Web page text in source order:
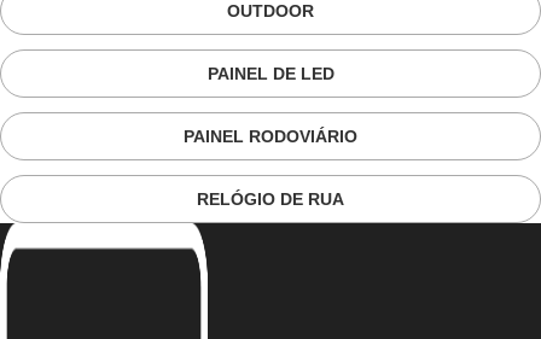
OUTDOOR
PAINEL DE LED
PAINEL RODOVIÁRIO
RELÓGIO DE RUA